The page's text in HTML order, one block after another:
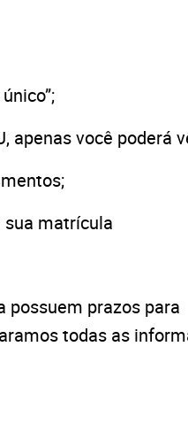
apenas você poderá
sua matrícula
possuem prazos para
todas as